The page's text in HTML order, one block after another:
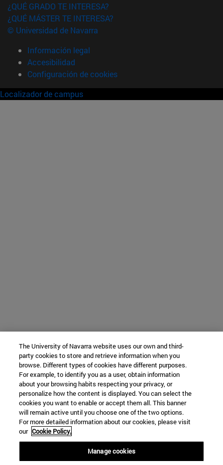
¿QUÉ GRADO TE INTERESA?
¿QUÉ MÁSTER TE INTERESA?
© Universidad de Navarra
Información legal
Accesibilidad
Configuración de cookies
Localizador de campus
The University of Navarra website uses our own and third-
party cookies to store and retrieve information when you
browse. Different types of cookies have different purposes.
For example, to identify you as a user, obtain information
about your browsing habits respecting your privacy, or
personalize how the content is displayed. You can select the
cookies you want to enable or accept them all. This banner
will remain active until you choose one of the two options.
For more detailed information about our cookies, please visit
our Cookie Policy.
Manage cookies